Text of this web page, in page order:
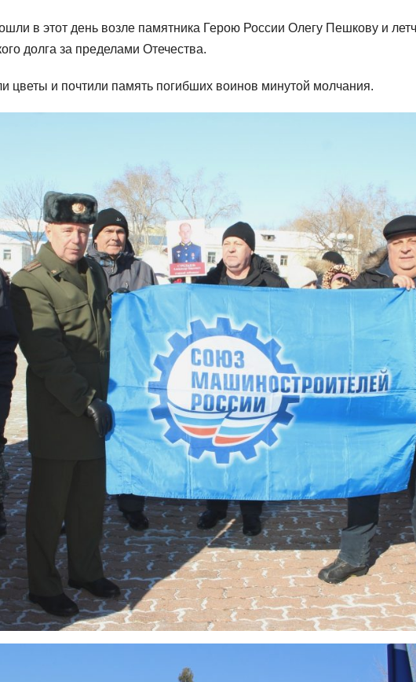
в этот день возле памятника Герою России Олегу Пешкову и
долга за пределами Отечества.
цветы и почтили память погибших воинов минутой молчания.